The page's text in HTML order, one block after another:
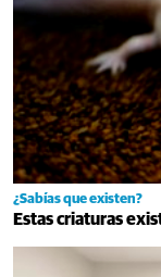
¿Sabías que existen?
Estas criaturas